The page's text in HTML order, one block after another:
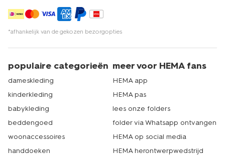
*afhankelijk van de gekozen bezorgopties
populaire categorieën
dameskleding
kinderkleding
babykleding
beddengoed
woonaccessoires
handdoeken
meer voor HEMA fans
HEMA app
HEMA pas
lees onze folders
folder via Whatsapp ontvangen
HEMA op social media
HEMA herontwerpwedstrijd